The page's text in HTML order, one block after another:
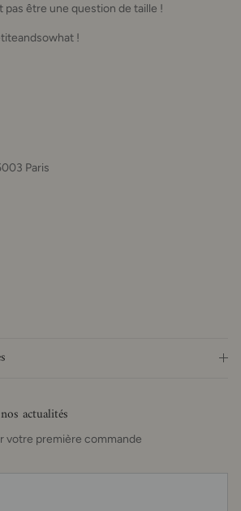
pas être une question de taille !
!
Paris
actualités
votre première commande